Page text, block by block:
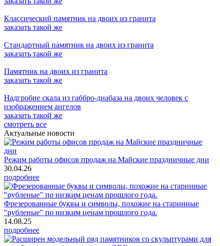
Классический памятник на двоих из гранита
заказать такой же
Стандартный памятник на двоих из гранита
заказать такой же
Памятник на двоих из гранита
заказать такой же
Надгробие скала из габбро-диабаза на двоих человек с
изображением ангелов
заказать такой же
смотреть все
Актуальные новости
Режим работы офисов продаж на Майские праздничные дни
30.04.26
подробнее
Фрезерованные буквы и символы, похожие на старинные
"рубленые" по низким ценам прошлого года.
14.08.25
подробнее